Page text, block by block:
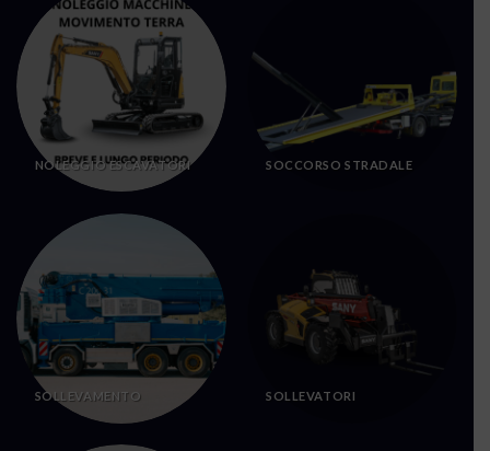
NOLEGGIO ESCAVATORI SOCCORSO STRADALE
SOLLEVAMENTO SOLLEVATORI